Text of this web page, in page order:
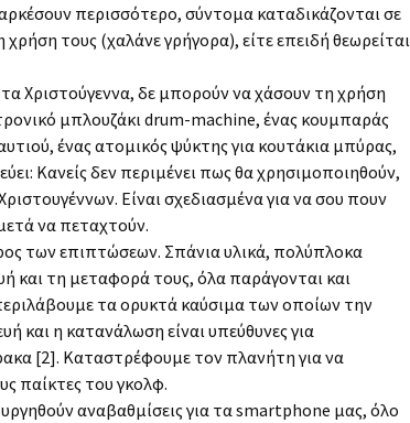
περισσότερο, σύντομα καταδικάζονται σε
τους (χαλάνε γρήγορα), είτε επειδή θεωρείται
Χριστούγεννα, δε μπορούν να χάσουν τη χρήση
μπλουζάκι drum-machine, ένας κουμπαράς
ένας ατομικός ψύκτης για κουτάκια μπύρας,
Κανείς δεν περιμένει πως θα χρησιμοποιηθούν,
Είναι σχεδιασμένα για να σου πουν
να πεταχτούν.
των επιπτώσεων. Σπάνια υλικά, πολύπλοκα
και τη μεταφορά τους, όλα παράγονται και
τα ορυκτά καύσιμα των οποίων την
και η κατανάλωση είναι υπεύθυνες για
[2]. Καταστρέφουμε τον πλανήτη για να
παίκτες του γκολφ.
αναβαθμίσεις για τα smartphone μας, όλο